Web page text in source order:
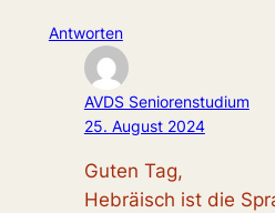
Antworten
AVDS Seniorenstudium
25. August 2024
Guten Tag,
Hebräisch ist die